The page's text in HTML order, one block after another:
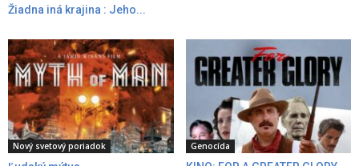
Žiadna iná krajina : Jeho...
Nový svetový poriadok Genocída